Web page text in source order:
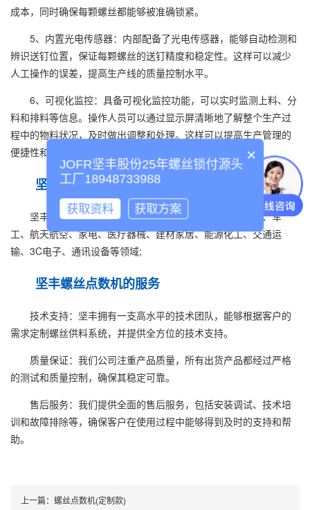
成本，同时确保每颗螺丝都能够被准确锁紧。
5、内置光电传感器：内部配备了光电传感器，能够自动检测和
辨识送钉位置，保证每颗螺丝的送钉精度和稳定性。这样可以减少
人工操作的误差，提高生产线的质量控制水平。
6、可视化监控：具备可视化监控功能，可以实时监测上料、分
料和排料等信息。操作人员可以通过显示屏清晰地了解整个生产过
程中的物料状况，及时做出调整和处理。这样可以提高生产管理的
便捷性和精确性。
坚丰螺丝 点数机应用领域
坚丰螺丝点数机广泛应用于新能源、光伏、汽车零部件、军
工、航天航空、家电、医疗器械、建材家居、能源化工、交通运
输、3C电子、通讯设备等领域;
坚丰螺丝点数机的服务
技术支持：坚丰拥有一支高水平的技术团队，能够根据客户的
需求定制螺丝供料系统，并提供全方位的技术支持。
质量保证：我们公司注重产品质量，所有出货产品都经过严格
的测试和质量控制，确保其稳定可靠。
售后服务：我们提供全面的售后服务，包括安装调试、技术培
训和故障排除等，确保客户在使用过程中能够得到及时的支持和帮
助。
上一篇： 螺丝点数机(定制款)
×
JOFR坚丰股份25年螺丝锁付源头
工厂18948733988
获取资料 获取方案